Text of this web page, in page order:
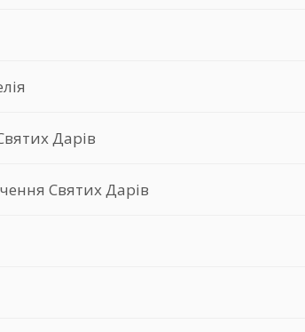
Дарів
Святих Дарів